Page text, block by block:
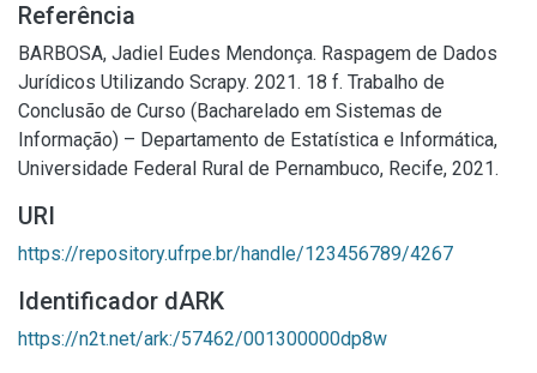
Referência
BARBOSA, Jadiel Eudes Mendonça. Raspagem de Dados
Jurídicos Utilizando Scrapy. 2021. 18 f. Trabalho de
Conclusão de Curso (Bacharelado em Sistemas de
Informação) – Departamento de Estatística e Informática,
Universidade Federal Rural de Pernambuco, Recife, 2021.
URI
https://repository.ufrpe.br/handle/123456789/4267
Identificador dARK
https://n2t.net/ark:/57462/001300000dp8w